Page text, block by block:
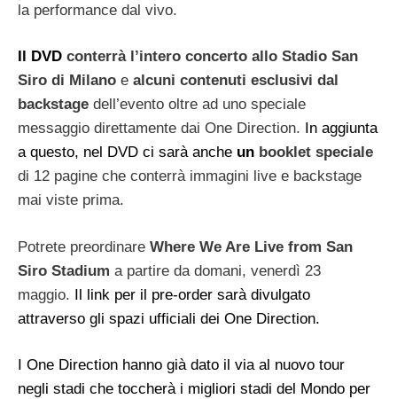
la performance dal vivo.
Il DVD conterrà l’intero concerto allo Stadio San
Siro di Milano e alcuni contenuti esclusivi dal
backstage dell’evento oltre ad uno speciale
messaggio direttamente dai One Direction. In aggiunta
a questo, nel DVD ci sarà anche un booklet speciale
di 12 pagine che conterrà immagini live e backstage
mai viste prima.
Potrete preordinare Where We Are Live from San
Siro Stadium a partire da domani, venerdì 23
maggio. Il link per il pre-order sarà divulgato
attraverso gli spazi ufficiali dei One Direction.
I One Direction hanno già dato il via al nuovo tour
negli stadi che toccherà i migliori stadi del Mondo per